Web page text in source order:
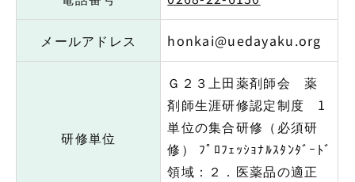
メールアドレス honkai@uedayaku.org
研修単位
Ｇ２３上田薬剤師会 薬
剤師生涯研修認定制度 1
単位の集合研修（必須研
修） ﾌﾟﾛﾌｪｯｼｮﾅﾙｽﾀﾝﾀﾞｰﾄﾞ
領域：２．医薬品の適正